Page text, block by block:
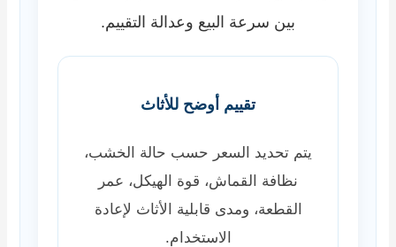
بين سرعة البيع وعدالة التقييم.
تقييم أوضح للأثاث
يتم تحديد السعر حسب حالة الخشب،
نظافة القماش، قوة الهيكل، عمر
القطعة، ومدى قابلية الأثاث لإعادة
الاستخدام.